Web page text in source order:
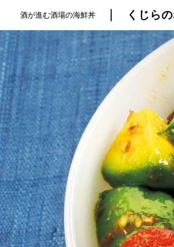
酒が進む酒場の海鮮丼 くじら